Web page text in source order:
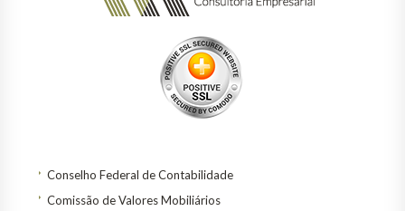
Conselho Federal de Contabilidade
Comissão de Valores Mobiliários